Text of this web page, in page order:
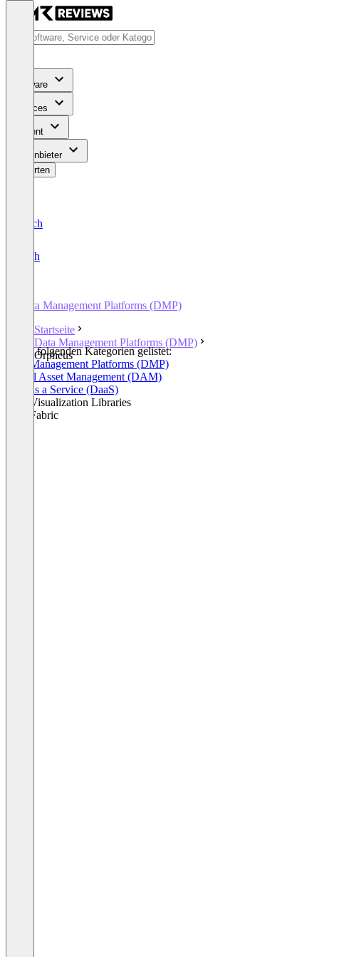
Software
Services
Content
Für Anbieter
Bewerten
Deutsch
English
Data Management Platforms (DMP)
Startseite
Data Management Platforms (DMP)
Orpheus
In den folgenden Kategorien gelistet:
Data Management Platforms (DMP)
Digital Asset Management (DAM)
Data as a Service (DaaS)
Data Visualization Libraries
Data Fabric